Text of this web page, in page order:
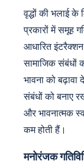
वृद्धों की भलाई के
प्रकारों में समूह
आधारित
सामाजिक संबंधों
भावना को बढ़ावा
संबंधों को बनाए
और भावनात्मक
कम होती हैं।
मनोरंजक